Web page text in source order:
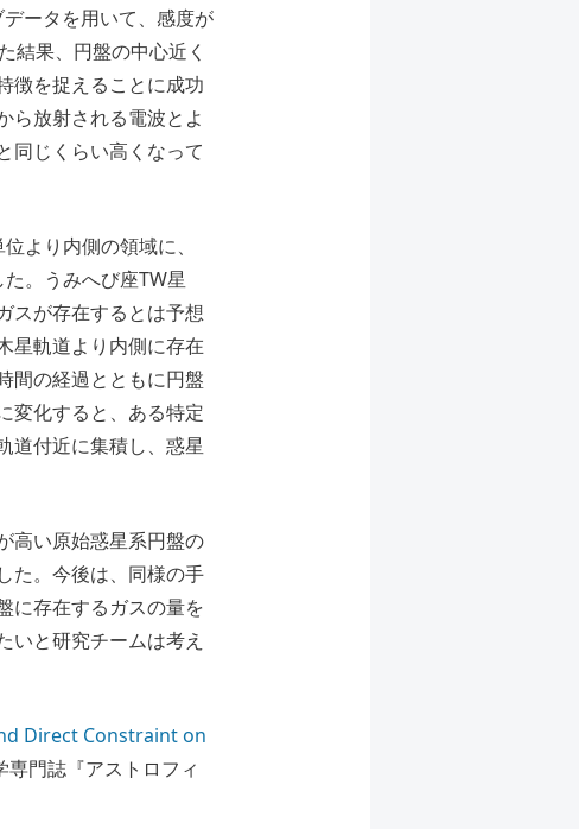
ータを用いて、感度が
結果、円盤の中心近く
徴を捉えることに成功
ら放射される電波とよ
同じくらい⾼くなって
より内側の領域に、
。うみへび座TW星
スが存在するとは予想
星軌道より内側に存在
間の経過とともに円盤
変化すると、ある特定
道付近に集積し、惑星
高い原始惑星系円盤の
た。今後は、同様の⼿
に存在するガスの量を
いと研究チームは考え
Direct Constraint on
門誌『アストロフィ